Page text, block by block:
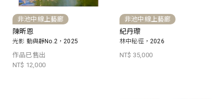
非池中線上藝廊
陳昕恩
光影 動與靜No.2，2025
作品已售出
NT$ 12,000
非池中線上藝廊
紀丹瓈
林中秘徑，2026
NT$ 35,000